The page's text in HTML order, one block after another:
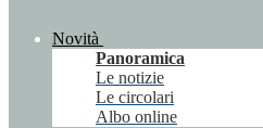
Novità
Panoramica
Le notizie
Le circolari
Albo online